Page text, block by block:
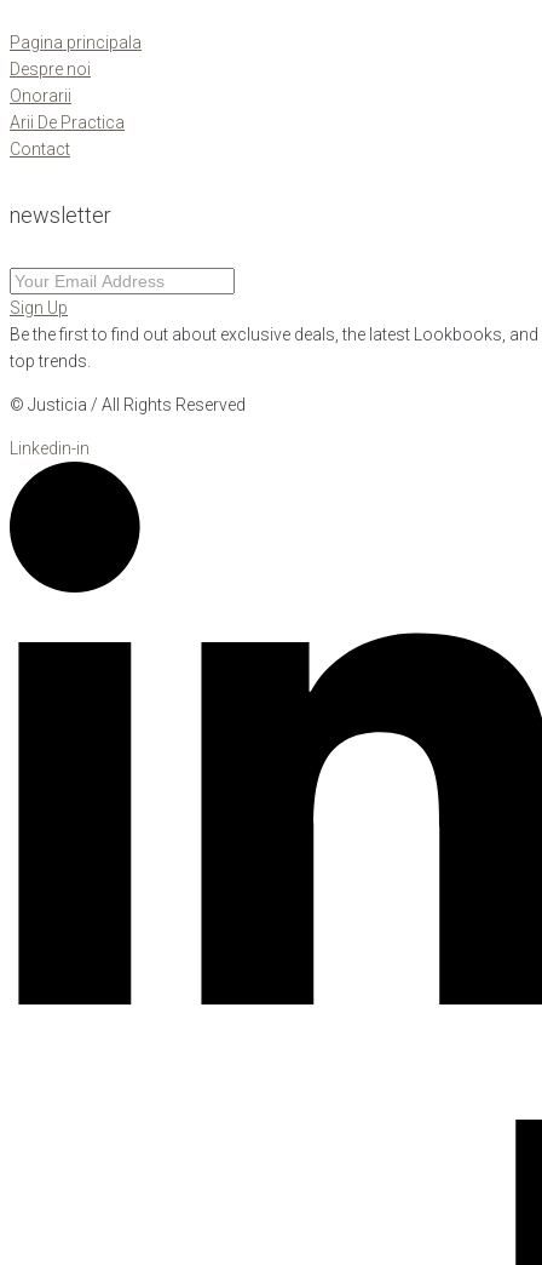
Pagina principala
Despre noi
Onorarii
Arii De Practica
Contact
newsletter
Sign Up
Be the first to find out about exclusive deals, the latest Lookbooks, and
top trends.
© Justicia / All Rights Reserved
Linkedin-in